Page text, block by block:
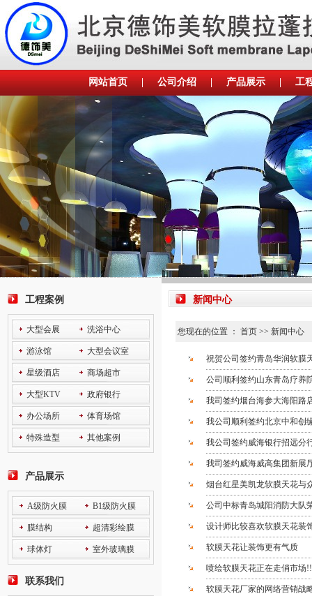
网站首页|公司介绍|产品展示|工
工程案例
大型会展 洗浴中心
游泳馆 大型会议室
星级酒店 商场超市
大型KTV 政府银行
办公场所 体育场馆
特殊造型 其他案例
产品展示
A级防火膜 B1级防火膜
膜结构 超清彩绘膜
球体灯 室外玻璃膜
联系我们
新闻中心
您现在的位置 ： 首页 >> 新闻中心
祝贺公司签约青岛华润软膜
公司顺利签约山东青岛疗养
我司签约烟台海参大海阳路
我公司顺利签约北京中和创
我公司签约威海银行招远分
我司签约威海威高集团新展
烟台红星美凯龙软膜天花与
公司中标青岛城阳消防大队
设计师比较喜欢软膜天花装
软膜天花让装饰更有气质
喷绘软膜天花正在走俏市场!!
软膜天花厂家的网络营销战